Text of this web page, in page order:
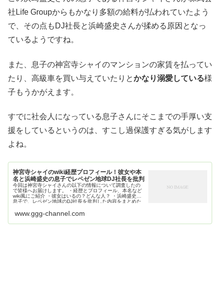
社Life Groupからもかなり多額の給料が払われていたよう
で、その点もDJ社長と浜崎盛史さんが揉める原因となっ
ているようですね。
また、息子の神宮寺シャイのマンションの家賃を払ってい
たり、高級車を買い与えていたりとかなり溺愛している様
子もうかがえます。
すでに社会人になっている息子さんにそこまでの手厚い支
援をしているというのは、すこし過保護すぎる気がします
よね。
神宮寺シャイのwiki経歴プロフィール！彼女や本
名と浜崎盛史の息子でレペゼン地球DJ社長を批判
今回は神宮寺シャイさんの以下の情報について調査したの
で皆様へお届けします。 ・経歴とプロフィール、本名など
wiki風にご紹介 ・彼女はいるの？どんな人？ ・浜崎盛史の
息子で、レペゼン地球のDJ社長を批判した内容をまとめた
www.ggg-channel.com